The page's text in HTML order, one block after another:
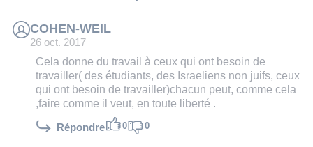
COHEN-WEIL
26 oct. 2017
Cela donne du travail à ceux qui ont besoin de
travailler( des étudiants, des Israeliens non juifs, ceux
qui ont besoin de travailler)chacun peut, comme cela
,faire comme il veut, en toute liberté .
Répondre 0 0